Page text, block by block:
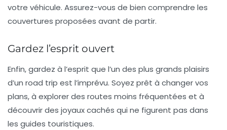
votre véhicule. Assurez-vous de bien comprendre les
couvertures proposées avant de partir.
Gardez l’esprit ouvert
Enfin, gardez à l’esprit que l’un des plus grands plaisirs
d’un road trip est l’imprévu. Soyez prêt à changer vos
plans, à explorer des routes moins fréquentées et à
découvrir des joyaux cachés qui ne figurent pas dans
les guides touristiques.